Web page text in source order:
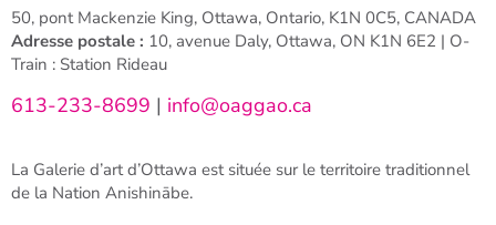
50, pont Mackenzie King, Ottawa, Ontario, K1N 0C5, CANADA
Adresse postale : 10, avenue Daly, Ottawa, ON K1N 6E2 | O-
Train : Station Rideau
613-233-8699 | info@oaggao.ca
La Galerie d’art d’Ottawa est située sur le territoire traditionnel
de la Nation Anishinābe.